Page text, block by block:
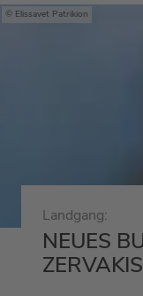
Elissavet Patrikion
Landgang:
NEUES